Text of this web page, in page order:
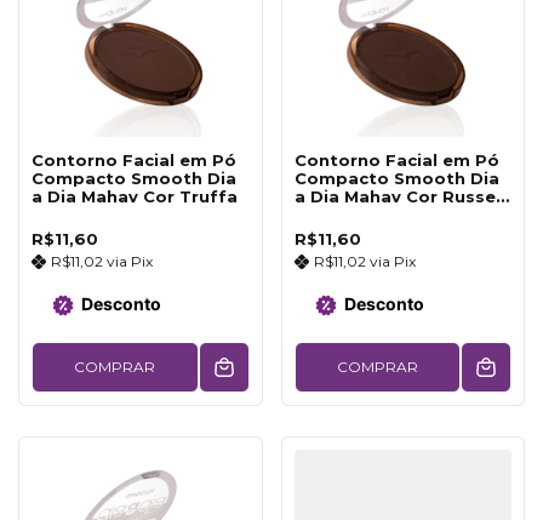
Contorno Facial em Pó
Compacto Smooth Dia
a Dia Mahav Cor Truffa
R$11,60
R$11,02 via Pix
Desconto
COMPRAR
Contorno Facial em Pó
Compacto Smooth Dia
a Dia Mahav Cor Russet
R$11,60
R$11,02 via Pix
Desconto
COMPRAR